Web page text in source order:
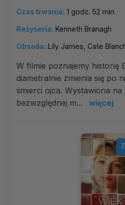
Czas trwania: 1 godz. 52 min.
Reżyseria: Kenneth Branagh
Obsada: Lily James, Cate
W filmie poznajemy historię
diametralnie zmienia się po
śmierci ojca. Wystawiona na
bezwzględnej m...
więcej